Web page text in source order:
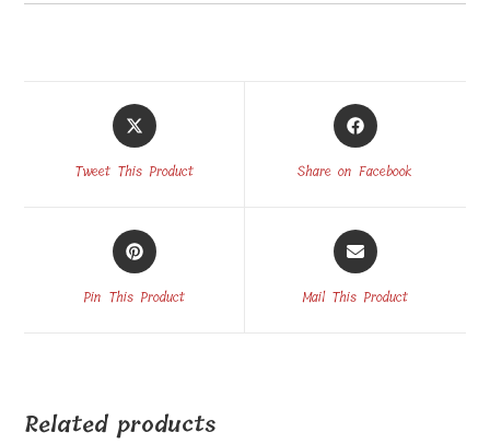
Opens
in
a
new
Tweet This Product
Opens
in
new
Share on Facebook
Opens
in
a
new
Pin This Product
Opens
in
a
new
Mail This Product
Related products